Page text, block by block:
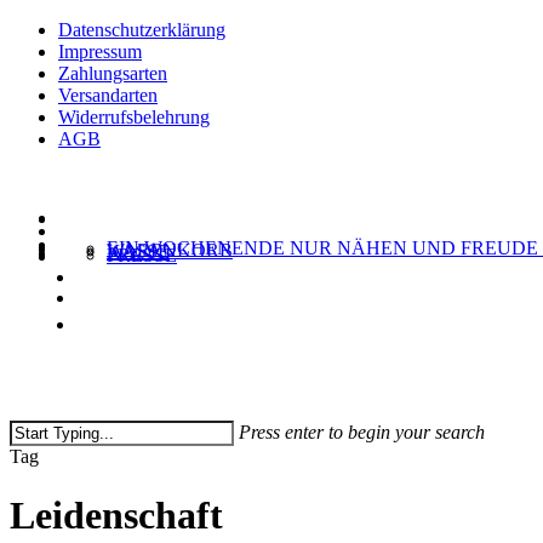
Skip
main
content
Datenschutzerklärung
Impressum
Zahlungsarten
Versandarten
Widerrufsbelehrung
AGB
EIN WOCHENENDE NUR NÄHEN UND
WARENKORB
KASSE
PRESSE
Press enter to begin your search
Close
Tag
Leidenschaft